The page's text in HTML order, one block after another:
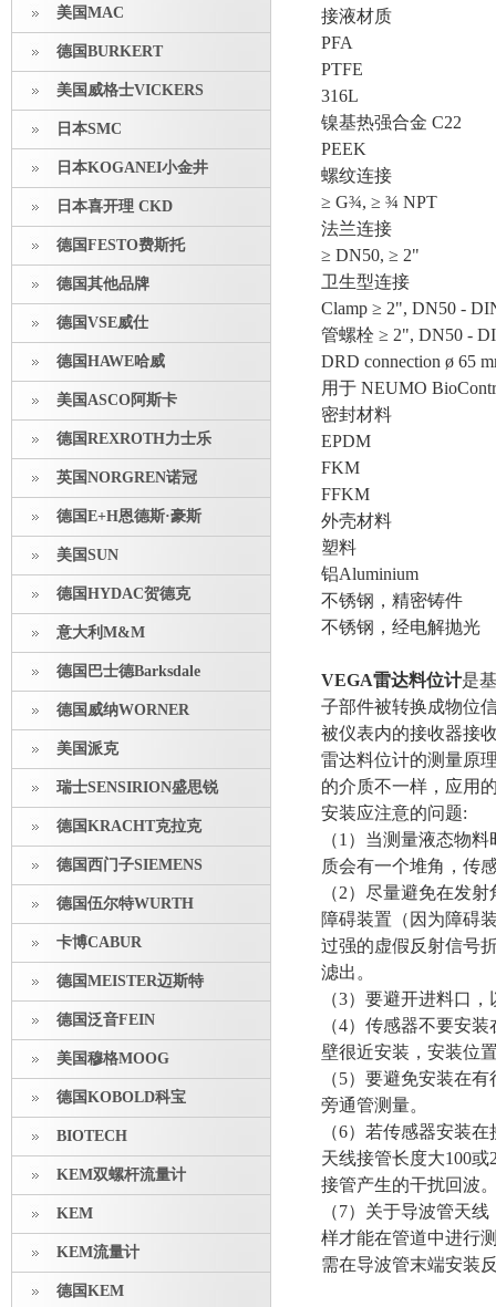
美国MAC
德国BURKERT
美国威格士VICKERS
日本SMC
日本KOGANEI小金井
日本喜开理 CKD
德国FESTO费斯托
德国其他品牌
德国VSE威仕
德国HAWE哈威
美国ASCO阿斯卡
德国REXROTH力士乐
英国NORGREN诺冠
德国E+H恩德斯·豪斯
美国SUN
德国HYDAC贺德克
意大利M&M
德国巴士德Barksdale
德国威纳WORNER
美国派克
瑞士SENSIRION盛思锐
德国KRACHT克拉克
德国西门子SIEMENS
德国伍尔特WURTH
卡博CABUR
德国MEISTER迈斯特
德国泛音FEIN
美国穆格MOOG
德国KOBOLD科宝
BIOTECH
KEM双螺杆流量计
KEM
KEM流量计
德国KEM
接液材质
PFA
PTFE
316L
镍基热强合金 C22
PEEK
螺纹连接
≥ G¾, ≥ ¾ NPT
法兰连接
≥ DN50, ≥ 2"
卫生型连接
Clamp ≥ 2", DN50 -
管螺栓 ≥ 2", DN50 -
DRD connection ø 65
用于 NEUMO
密封材料
EPDM
FKM
FFKM
外壳材料
塑料
铝Aluminium
不锈钢，精密铸件
不锈钢，经电解抛光
VEGA雷达料位计是
子部件被转换成物位
被仪表内的接收器接
雷达料位计的测量原
的介质不一样，应用
安装应注意的问题:
（1）当测量液态物
质会有一个堆角，传
（2）尽量避免在发
障碍装置（因为障碍
过强的虚假反射信号
滤出。
（3）要避开进料口
（4）传感器不要安
壁很近安装，安装位
（5）要避免安装在
旁通管测量。
（6）若传感器安装
天线接管长度大100
接管产生的干扰回波
（7）关于导波管天
样才能在管道中进行
需在导波管末端安装